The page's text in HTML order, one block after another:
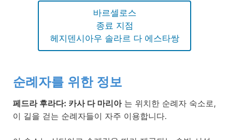
바르셀로스
종료 지점
헤지덴시아우 솔라르 다 에스타쌍
순례자를 위한 정보
페드라 후라다: 카사 다 마리아는 위치한 순례자 숙소로,
이 길을 걷는 순례자들이 자주 이용합니다.